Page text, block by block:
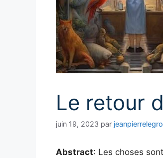
Le retour
juin 19, 2023 par
Abstract: Les choses